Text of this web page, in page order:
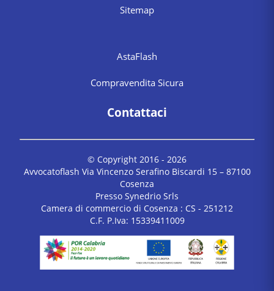
Sitemap
AstaFlash
Compravendita Sicura
Contattaci
© Copyright 2016 - 2026
Avvocatoflash Via Vincenzo Serafino Biscardi 15 – 87100
Cosenza
Presso Synedrio Srls
Camera di commercio di Cosenza : CS - 251212
C.F. P.Iva: 15339411009